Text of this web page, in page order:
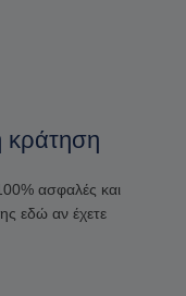
κράτηση
ασφαλές και
εδώ αν έχετε